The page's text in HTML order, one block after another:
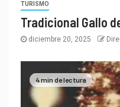
TURISMO
Tradicional Gallo
diciembre 20, 2025
4 min de lectura